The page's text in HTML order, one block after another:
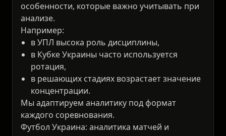
особенности, которые важно учитывать при
анализе.
Например:
в УПЛ высока роль дисциплины,
в Кубке Украины часто используется
ротация,
в решающих стадиях возрастает значение
концентрации.
Мы адаптируем аналитику под формат
каждого соревнования.
Футбол Украина: аналитика матчей и